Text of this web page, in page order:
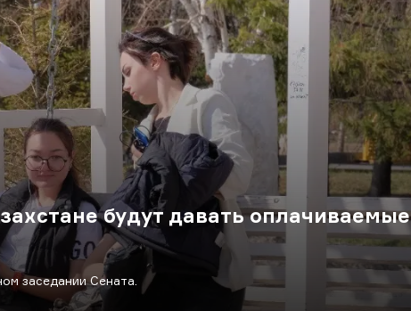
будут давать оплачиваемые
заседании Сената.